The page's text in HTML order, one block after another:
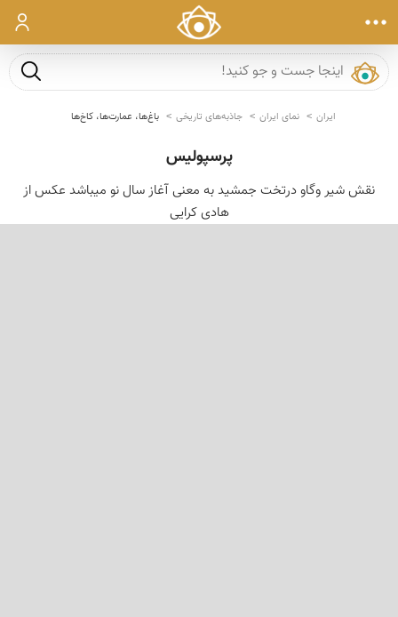
ورود
جست و
ایران نمای ایران جاذبه‌های تاریخی باغ‌ها، عمارت‌ها، کاخ‌ها
پرسپولیس
نقش شیر وگاو درتخت جمشید به معنی آغاز سال نو میباشد عكس از
هادی كرایی